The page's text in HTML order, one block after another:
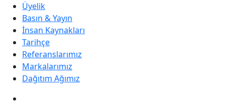
Üyelik
Basın & Yayın
İnsan Kaynakları
Tarihçe
Referanslarımız
Markalarımız
Dağıtım Ağımız